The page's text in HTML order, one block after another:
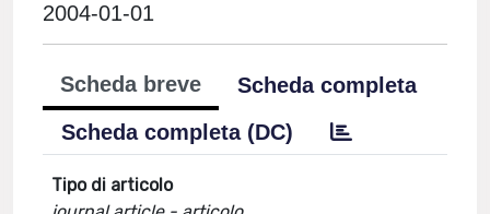
2004-01-01
Scheda breve
Scheda completa
Scheda completa (DC)
Tipo di articolo